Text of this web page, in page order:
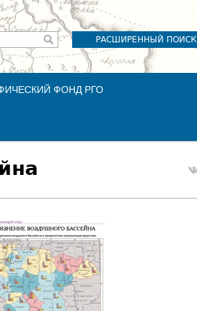
РАСШИРЕННЫЙ ПОИСК
ФОНД РГО